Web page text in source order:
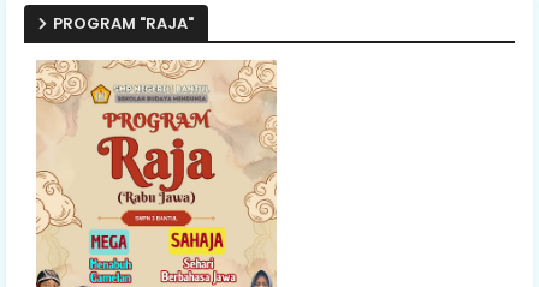
PROGRAM "RAJA"